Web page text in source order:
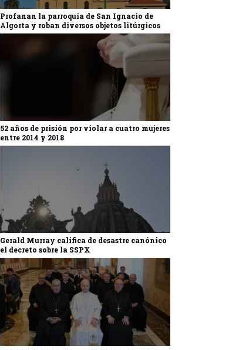
Profanan la parroquia de San Ignacio de
Algorta y roban diversos objetos litúrgicos
52 años de prisión por violar a cuatro mujeres
entre 2014 y 2018
Gerald Murray califica de desastre canónico
el decreto sobre la SSPX